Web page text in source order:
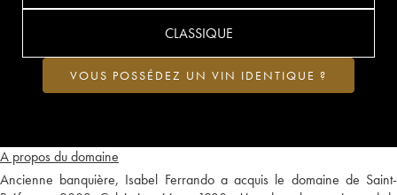
A propos du domaine
Ancienne banquière, Isabel Ferrando a acquis le domaine de Saint-
CLASSIQUE
VOUS POSSÉDEZ UN VIN IDENTIQUE ?